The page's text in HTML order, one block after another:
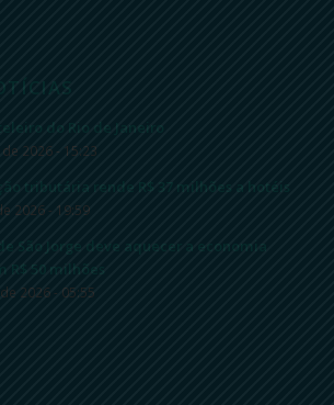
do Rio de Janeiro
2026 - 15:23
tributária rende R$ 37 milhões a hotéis
2026 - 19:59
São Jorge deve aquecer a economia
R$ 50 milhões
2026 - 05:55